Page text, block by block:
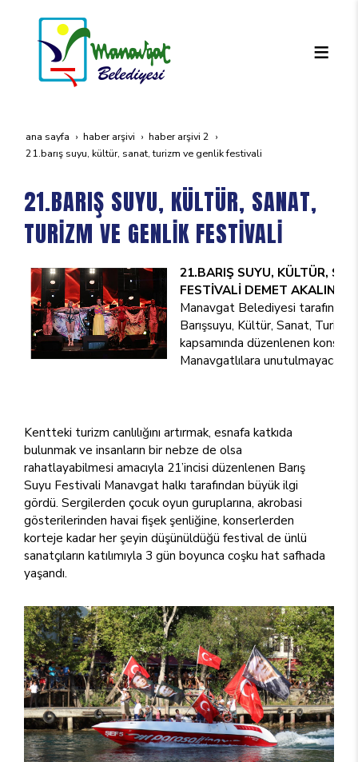
ana sayfa haber arşivi
haber arşivi 2
21.bariş suyu, kültür, sanat, turi̇zm ve genli̇k festi̇vali̇
21.BARIŞ SUYU, KÜLTÜR, SANAT,
TURİZM VE GENLİK FESTİVALİ
21.BARIŞ SUYU, KÜLTÜR,
FESTİVALİ DEMET AKALIN
Manavgat Belediyesi tarafından
Barışsuyu, Kültür, Sanat,
kapsamında düzenlenen
Manavgatlılara unutulmayacak
Kentteki turizm canlılığını artırmak, esnafa katkıda
bulunmak ve insanların bir nebze de olsa
rahatlayabilmesi amacıyla 21’incisi düzenlenen Barış
Suyu Festivali Manavgat halkı tarafından büyük ilgi
gördü. Sergilerden çocuk oyun guruplarına, akrobasi
gösterilerinden havai fişek şenliğine, konserlerden
korteje kadar her şeyin düşünüldüğü festival de ünlü
sanatçıların katılımıyla 3 gün boyunca coşku hat safhada
yaşandı.